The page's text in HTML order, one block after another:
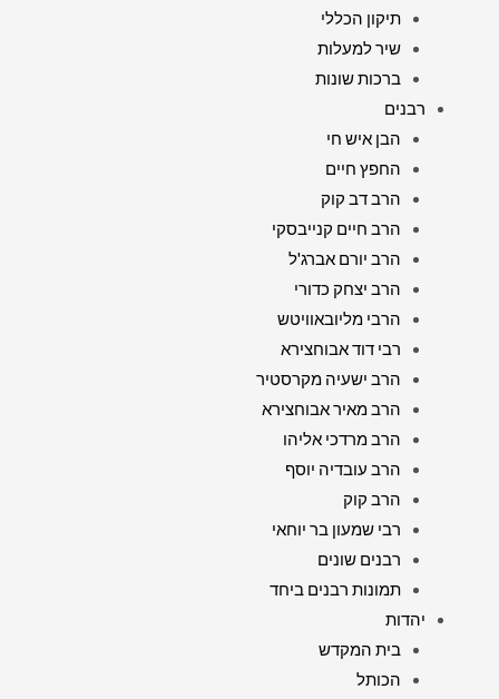
תיקון הכללי
שיר למעלות
ברכות שונות
רבנים
הבן איש חי
החפץ חיים
הרב דב קוק
הרב חיים קנייבסקי
הרב יורם אברג'ל
הרב יצחק כדורי
הרבי מליובאוויטש
רבי דוד אבוחצירא
הרב ישעיה מקרסטיר
הרב מאיר אבוחצירא
הרב מרדכי אליהו
הרב עובדיה יוסף
הרב קוק
רבי שמעון בר יוחאי
רבנים שונים
תמונות רבנים ביחד
יהדות
בית המקדש
הכותל